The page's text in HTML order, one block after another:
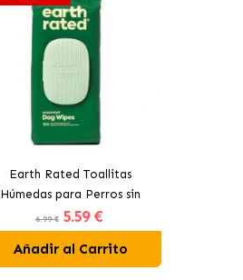
Earth Rated Toallitas
Húmedas para Perros sin
Fragancia
6.99 € 5.59 €
Añadir al Carrito